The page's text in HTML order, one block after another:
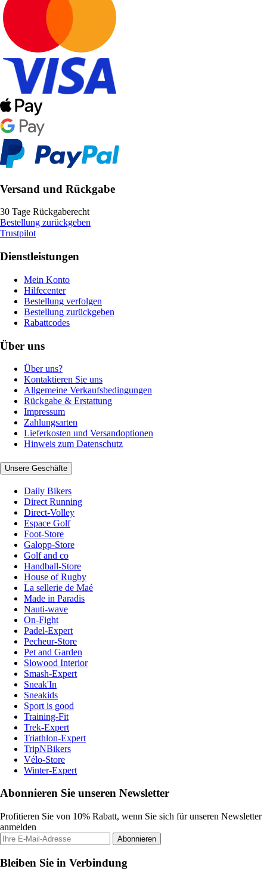
Versand und Rückgabe
30 Tage Rückgaberecht
Bestellung zurückgeben
Trustpilot
Dienstleistungen
Mein Konto
Hilfecenter
Bestellung verfolgen
Bestellung zurückgeben
Rabattcodes
Über uns
Über uns?
Kontaktieren Sie uns
Allgemeine Verkaufsbedingungen
Rückgabe & Erstattung
Impressum
Zahlungsarten
Lieferkosten und Versandoptionen
Hinweis zum Datenschutz
Unsere Geschäfte
Daily Bikers
Direct Running
Direct-Volley
Espace Golf
Foot-Store
Galopp-Store
Golf and co
Handball-Store
House of Rugby
La sellerie de Maé
Made in Paradis
Nauti-wave
On-Fight
Padel-Expert
Pecheur-Store
Pet and Garden
Slowood Interior
Smash-Expert
Sneak'In
Sneakids
Sport is good
Training-Fit
Trek-Expert
Triathlon-Expert
TripNBikers
Vélo-Store
Winter-Expert
Abonnieren Sie unseren Newsletter
Profitieren Sie von 10% Rabatt, wenn Sie sich für unseren Newsletter
anmelden
Abonnieren
Bleiben Sie in Verbindung